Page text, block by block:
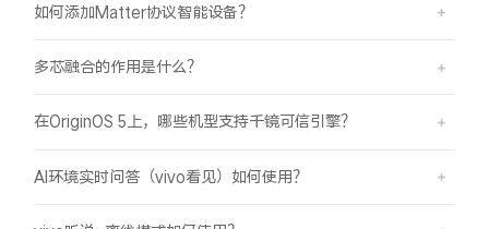
如何添加Matter协议智能设备？
多芯融合的作用是什么？
在OriginOS 5上，哪些机型支持千镜可信引擎？
AI环境实时问答（vivo看见）如何使用？